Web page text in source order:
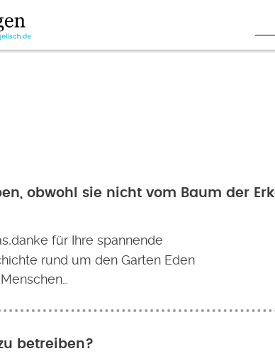
obwohl sie nicht vom Baum der
für Ihre spannende
rund um den Garten Eden
betreiben?